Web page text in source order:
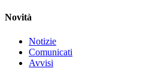
Novità
Notizie
Comunicati
Avvisi